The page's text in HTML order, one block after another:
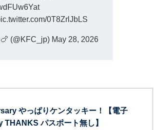
0T8ZrlJbLS
(@KFC_jp) May 28, 2026
やっぱりケンタッキー！【電子
パスポート無し】